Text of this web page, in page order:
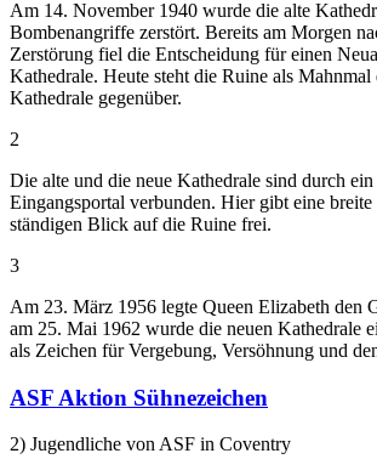
Am 14. November 1940 wurde die alte
Bombenangriffe zerstört. Bereits am Morgen
Zerstörung fiel die Entscheidung für einen
Kathedrale. Heute steht die Ruine als Mahnmal
Kathedrale gegenüber.
2
Die alte und die neue Kathedrale sind durch ein
Eingangsportal verbunden. Hier gibt eine breite
ständigen Blick auf die Ruine frei.
3
Am 23. März 1956 legte Queen Elizabeth den
am 25. Mai 1962 wurde die neuen Kathedrale
als Zeichen für Vergebung, Versöhnung und
ASF Aktion Sühnezeichen
2) Jugendliche von ASF in Coventry